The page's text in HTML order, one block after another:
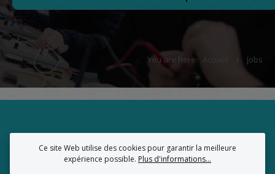
You are here: Jobs
Ce site Web utilise des cookies pour garantir la meilleure
expérience possible. Plus d'informations...